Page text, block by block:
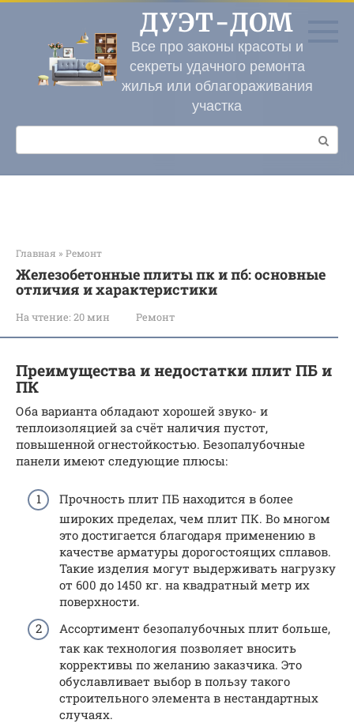
Перейти
контенту
ДУЭТ-ДОМ
Все про законы красоты и
секреты удачного ремонта
жилья или облагораживания
участка
Поиск:
Главная » Ремонт
Железобетонные плиты пк и пб: основные
отличия и характеристики
На чтение: 20 мин Ремонт
Преимущества и недостатки плит ПБ и
ПК
Оба варианта обладают хорошей звуко- и
теплоизоляцией за счёт наличия пустот,
повышенной огнестойкостью. Безопалубочные
панели имеют следующие плюсы:
Прочность плит ПБ находится в более
широких пределах, чем плит ПК. Во многом
это достигается благодаря применению в
качестве арматуры дорогостоящих сплавов.
Такие изделия могут выдерживать нагрузку
от 600 до 1450 кг. на квадратный метр их
поверхности.
Ассортимент безопалубочных плит больше,
так как технология позволяет вносить
коррективы по желанию заказчика. Это
обуславливает выбор в пользу такого
строительного элемента в нестандартных
случаях.